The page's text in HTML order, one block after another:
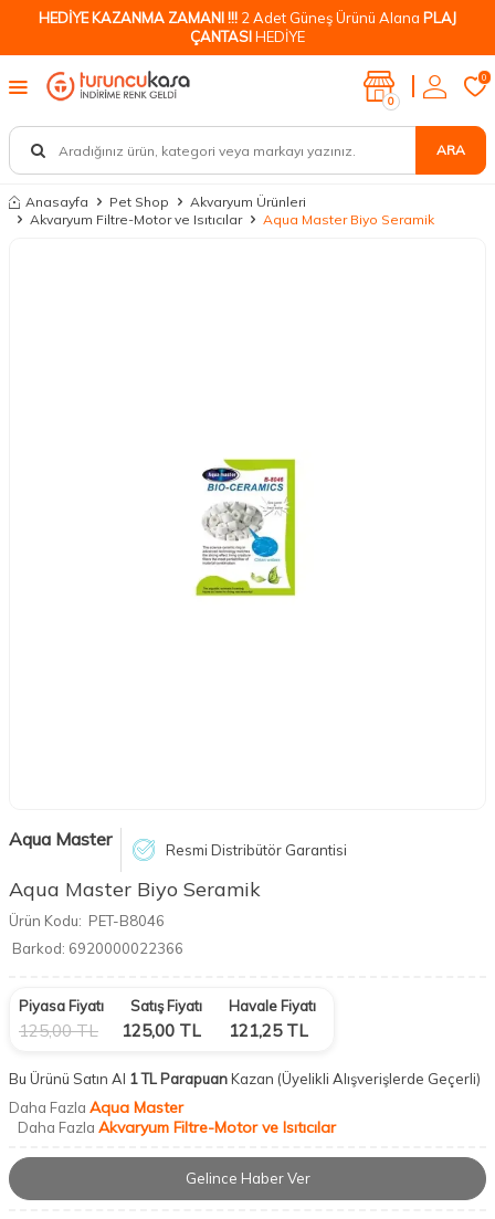
HEDİYE KAZANMA ZAMANI !!! 2 Adet Güneş Ürünü Alana PLAJ
ÇANTASIHEDİYE
ARA
0
0
Anasayfa Pet Shop
Akvaryum Ürünleri
Akvaryum Filtre-Motor ve Isıtıcılar
Aqua Master Biyo Seramik
Aqua Master Resmi Distribütör Garantisi
Aqua Master Biyo Seramik
Ürün Kodu: PET-B8046
Barkod: 6920000022366
Piyasa Fiyatı
125,00TL
Satış Fiyatı
125,00 TL
Havale Fiyatı
121,25TL
Bu Ürünü Satın Al 1 TL ParapuanKazan (Üyelikli Alışverişlerde Geçerli)
Daha Fazla Aqua Master
Daha Fazla Akvaryum Filtre-Motor ve Isıtıcılar
Gelince Haber Ver